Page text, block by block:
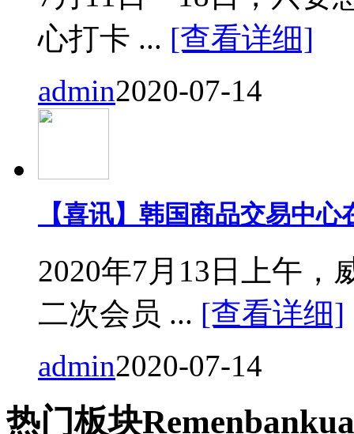
心打卡 ... [查看详细]
admin2020-07-14
【喜讯】韩国商品交易中
2020年7月13日上午，
二次会员 ... [查看详细]
admin2020-07-14
热门板块Remen